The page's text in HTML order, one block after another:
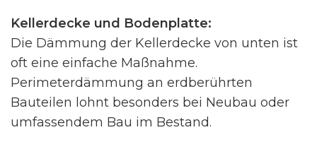
Kellerdecke und Bodenplatte:
Die Dämmung der Kellerdecke von unten ist
oft eine einfache Maßnahme.
Perimeterdämmung an erdberührten
Bauteilen lohnt besonders bei Neubau oder
umfassendem Bau im Bestand.